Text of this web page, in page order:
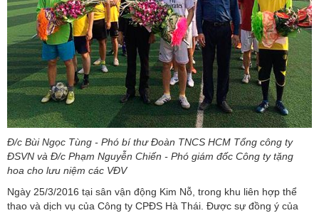
Đ/c Bùi Ngọc Tùng - Phó bí thư Đoàn TNCS HCM Tổng công ty
ĐSVN và Đ/c Phạm Nguyễn Chiến - Phó giám đốc Công ty tặng
hoa cho lưu niệm các VĐV
Ngày 25/3/2016 tại sân vận động Kim Nỗ, trong khu liên hợp thể
thao và dịch vụ của Công ty CPĐS Hà Thái. Được sự đồng ý của